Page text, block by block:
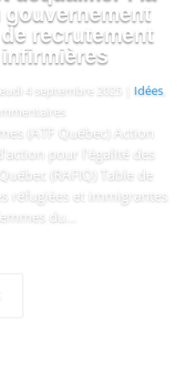
recrutement
jeudi 4 septembre 2025 Idées,
(ATF Québec) Action
pour l'égalité des
(RAFIQ) Table de
réfugiées et immigrantes
du...